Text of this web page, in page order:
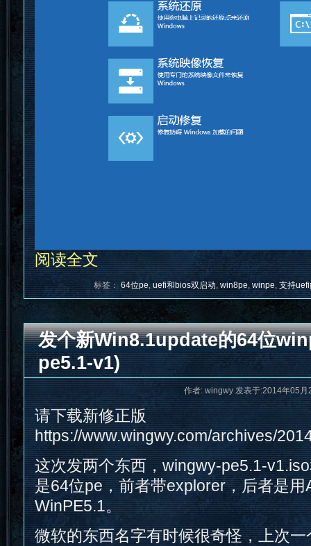
阅读全文
标签： 64位pe,uefi和bios双启动, win8pe,winpe, 支持
发个新Win8.1update的64位
pe5.1-v1)
作者: wingwy 发表于:2014年05
请下载新修正版
https://www.wingwy.com/archives/
这次发两个东西，wingwy-pe5.1-
是64位pe，前者带explorer，后者是用
WinPE5.1。
微软的东西名字有时候很奇怪，上次一